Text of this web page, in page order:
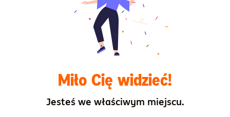
Emerytura 2030
Wyniki osiągnięte w przeszłości przez subfundusz
Miło Cię widzieć!
Jesteś we właściwym miejscu.